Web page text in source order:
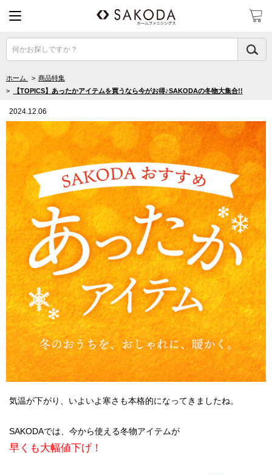
何かお探しですか？
ホーム > 商品特集
>
【TOPICS】あったかアイテムを買うなら今がお得♪SAKODAの冬物大集合!!
2024.12.06
気温が下がり、いよいよ寒さも本格的になってきましたね。
SAKODAでは、今から使える冬物アイテムが
早くも大幅値下げ！